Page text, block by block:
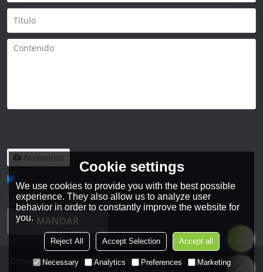
Accesorios
He leido y acepto los Términos y Condiciones de este servicio,
Términos y Condiciones
MANDAR
Copyright © 2026 HANHENT INTERNATIONAL CHINA CO., LTD.
Cookie settings
We use cookies to provide you with the best possible
experience. They also allow us to analyze user
behavior in order to constantly improve the website for
you.
Reject All Accept Selection Accept all
Necessary Analytics Preferences Marketing